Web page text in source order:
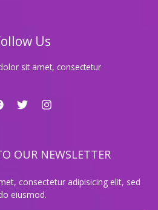
Us
sit amet, consectetur
OUR NEWSLETTER
consectetur adipisicing elit, sed
eiusmod.